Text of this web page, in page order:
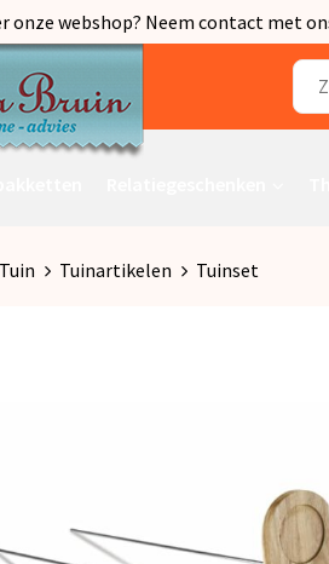
onze webshop? Neem contact met
Tuin Tuinartikelen Tuinset